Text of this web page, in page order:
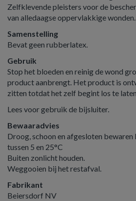
Zelfklevende pleisters voor de
van alledaagse oppervlakkige wonden.
Samenstelling
Bevat geen rubberlatex.
Gebruik
Stop het bloeden en reinig de wond
product aanbrengt. Het product is
zitten totdat het zelf begint los te
Lees voor gebruik de bijsluiter.
Bewaaradvies
Droog, schoon en afgesloten
tussen 5 en 25°C
Buiten zonlicht houden.
Weggooien bij het restafval.
Fabrikant
Beiersdorf NV